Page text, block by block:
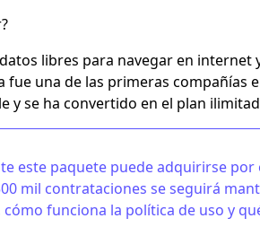
libres para navegar en internet
una de las primeras compañías
y se ha convertido en el plan
este paquete puede adquirirse
mil contrataciones se seguirá
funciona la política de uso y